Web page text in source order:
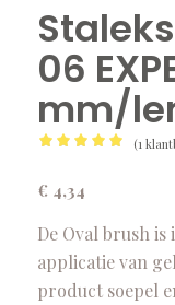
06
mm/
5.00op 5
op
1
klant
waardering
(1
€ 4,34
De Oval brush
applicatie van
product soepel